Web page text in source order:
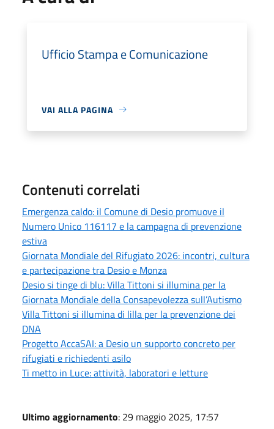
Ufficio Stampa e Comunicazione
VAI ALLA PAGINA
Contenuti correlati
Emergenza caldo: il Comune di Desio promuove il
Numero Unico 116117 e la campagna di prevenzione
estiva
Giornata Mondiale del Rifugiato 2026: incontri, cultura
e partecipazione tra Desio e Monza
Desio si tinge di blu: Villa Tittoni si illumina per la
Giornata Mondiale della Consapevolezza sull’Autismo
Villa Tittoni si illumina di lilla per la prevenzione dei
DNA
Progetto AccaSAI: a Desio un supporto concreto per
rifugiati e richiedenti asilo
Ti metto in Luce: attività, laboratori e letture
Ultimo aggiornamento: 29 maggio 2025, 17:57